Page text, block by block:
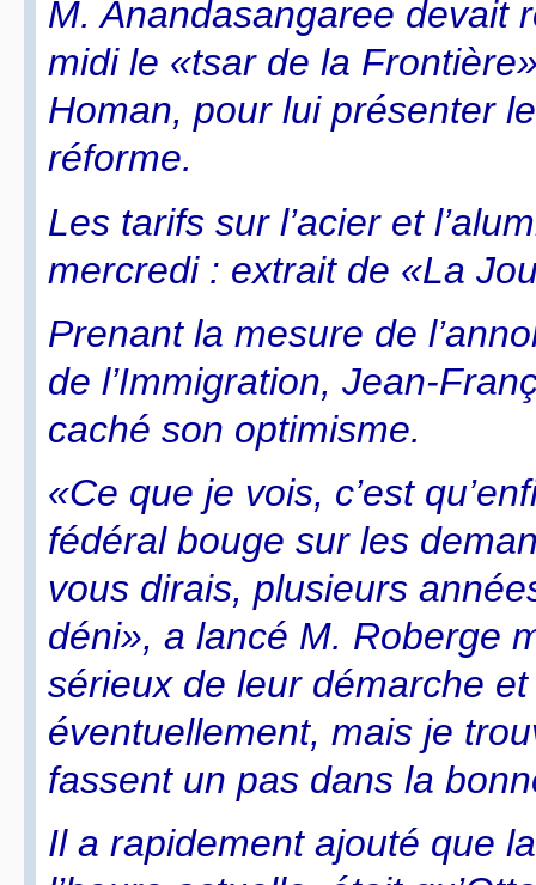
M. Anandasangaree devait
midi le «tsar de la
Homan, pour lui présenter
réforme.
Les tarifs sur l’acier et
mercredi : extrait de «La
Prenant la mesure de
de l’Immigration, Jean-
caché son optimisme.
«Ce que je vois, c’est
fédéral bouge sur les
vous dirais, plusieurs
déni», a lancé M. Roberge
sérieux de leur démarche et
éventuellement, mais je
fassent un pas dans la
Il a rapidement ajouté que